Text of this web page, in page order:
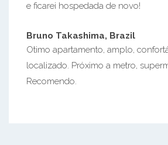
e ficarei hospedada de novo!
Bruno Takashima, Brazil
Otimo apartamento, amplo,
localizado. Próximo a metro,
Recomendo.